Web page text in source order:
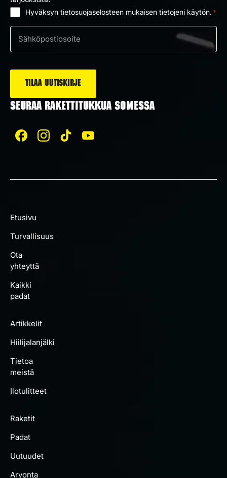
Hyväksyn tietosuojaselosteen mukaisen tietojeni käytön. *
Sähköposti
SEURAA RAKETTITUKKUA SOMESSA
Etusivu
Turvallisuus
Ota
yhteyttä
Kaikki
padat
Artikkelit
Hiilijalanjälki
Tietoa
meistä
Ilotulitteet
Raketit
Padat
Uutuudet
Arvonta